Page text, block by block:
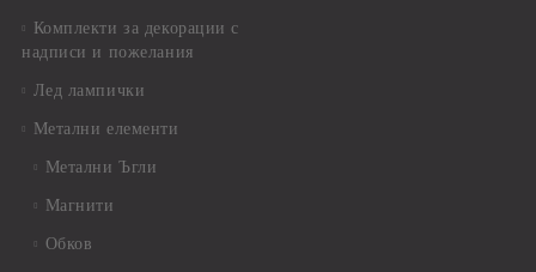
Комплекти за декорации с
надписи и пожелания
Лед лампички
Метални елементи
Метални Ъгли
Магнити
Обков